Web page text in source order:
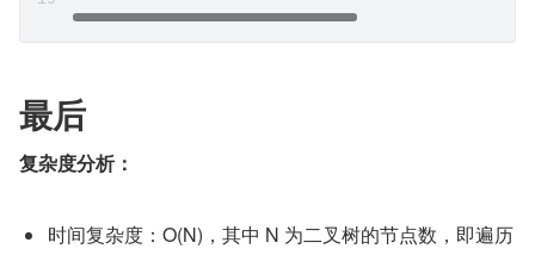
最后
复杂度分析：
时间复杂度：O(N)，其中 N 为二叉树的节点数，即遍历